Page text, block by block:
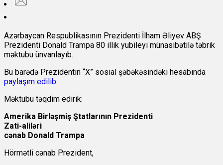
Azərbaycan Respublikasının Prezidenti İlham Əliyev ABŞ
Prezidenti Donald Trampa 80 illik yubileyi münasibətilə təbrik
məktubu ünvanlayıb.
Bu barədə Prezidentin “X” sosial şəbəkəsindəki hesabında
paylaşım edilib.
Məktubu təqdim edirik:
Amerika Birləşmiş Ştatlarının Prezidenti
Zati-aliləri
cənab Donald Trampa
Hörmətli cənab Prezident,